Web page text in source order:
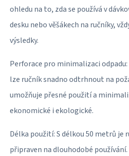
ohledu na to, zda se používá v
desku nebo věšákech na ručníky,
výsledky.
Perforace pro minimalizaci
lze ručník snadno odtrhnout na
umožňuje přesné použití a
ekonomické i ekologické.
Délka použití: S délkou 50 metrů je
připraven na dlouhodobé